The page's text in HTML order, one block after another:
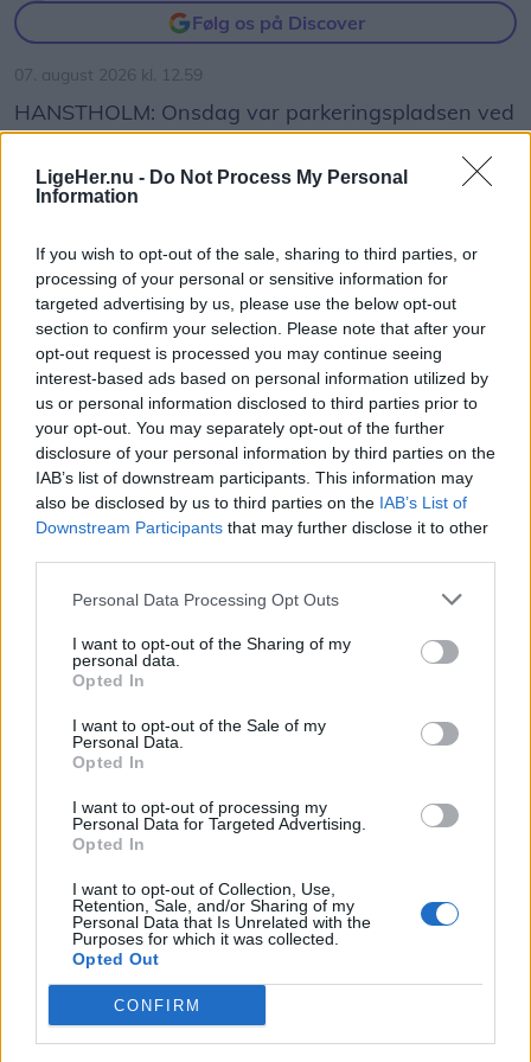
LigeHer.nu - Do Not Process My Personal
Information
If you wish to opt-out of the sale, sharing to third parties, or
processing of your personal or sensitive information for
targeted advertising by us, please use the below opt-out
section to confirm your selection. Please note that after your
opt-out request is processed you may continue seeing
interest-based ads based on personal information utilized by
us or personal information disclosed to third parties prior to
your opt-out. You may separately opt-out of the further
disclosure of your personal information by third parties on the
IAB’s list of downstream participants. This information may
also be disclosed by us to third parties on the IAB’s List of
Downstream Participants that may further disclose it to other
Personal Data Processing Opt Outs
I want to opt-out of the Sharing of my
personal data.
Opted In
I want to opt-out of the Sale of my
Personal Data.
Opted In
I want to opt-out of processing my
Personal Data for Targeted Advertising.
Opted In
I want to opt-out of Collection, Use,
Retention, Sale, and/or Sharing of my
Personal Data that Is Unrelated with the
Purposes for which it was collected.
Opted Out
CONFIRM
Følg os på Discover
07. august 2026 kl. 12.59
HANSTHOLM: Onsdag var parkeringspladsen ved
biler.
springarena, hvor syv frygtløse og toptrænede
lokale springgymnaster leverede et show, der fik
publikum til at kigge mod himlen.
De kom fra Thisted, Hanstholm, Nykøbing, Sydthy
og Holstebro.
På den udlagte airtrack og med en minitrampolin
som afsæt sendte gymnasterne sig højt op i luften
med dobbelt- og tredobbelte forlæns saltoer,
baglæns saltoer med skruer, flikflak og andre
avancerede spring fra den øverste tekniske hylde.
Vis mere
Del artikel
Kategorier
Events
Aktuelt
Mennesker
Shopping
Mad & drikke